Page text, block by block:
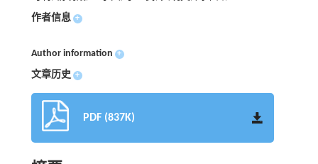
作者信息 +
Author information +
文章历史 +
PDF (837K)